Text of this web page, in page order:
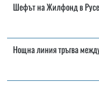
Шефът на Жилфонд в Русе
Нощна линия тръгва